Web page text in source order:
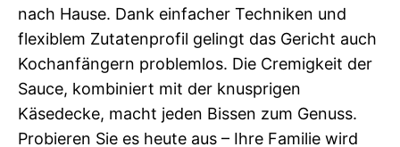
nach Hause. Dank einfacher Techniken und
flexiblem Zutatenprofil gelingt das Gericht auch
Kochanfängern problemlos. Die Cremigkeit der
Sauce, kombiniert mit der knusprigen
Käsedecke, macht jeden Bissen zum Genuss.
Probieren Sie es heute aus – Ihre Familie wird